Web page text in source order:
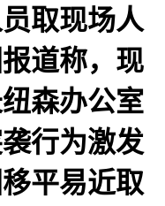
取现场人
道称，现
森办公室
行为激发
平易近取